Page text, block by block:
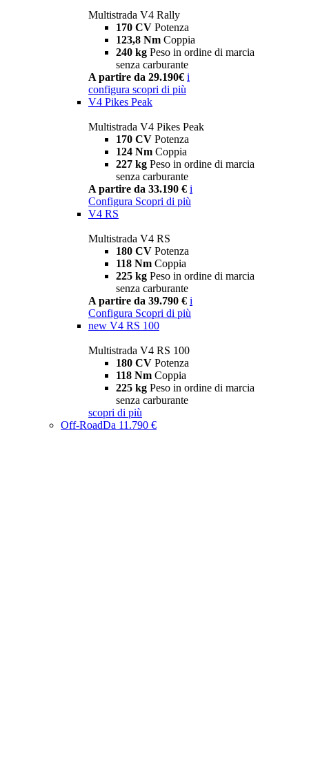
Multistrada V4 Rally
170 CV Potenza
123,8 Nm Coppia
240 kg Peso in ordine di marcia
senza carburante
A partire da 29.190€ i
configura scopri di più
V4 Pikes Peak
Multistrada V4 Pikes Peak
170 CV Potenza
124 Nm Coppia
227 kg Peso in ordine di marcia
senza carburante
A partire da 33.190 € i
Configura Scopri di più
V4 RS
Multistrada V4 RS
180 CV Potenza
118 Nm Coppia
225 kg Peso in ordine di marcia
senza carburante
A partire da 39.790 € i
Configura Scopri di più
new V4 RS 100
Multistrada V4 RS 100
180 CV Potenza
118 Nm Coppia
225 kg Peso in ordine di marcia
senza carburante
scopri di più
Off-RoadDa 11.790 €